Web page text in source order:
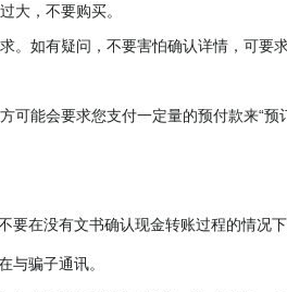
大，不要购买。
。如有疑问，不要害怕确认详情，可要
可能会要求您支付一定量的预付款来“
要在没有文书确认现金转账过程的情况下
与骗子通讯。